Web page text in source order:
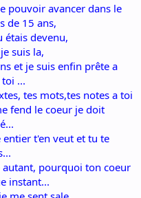
pouvoir avancer dans le
de 15 ans,
étais devenu,
suis la,
et je suis enfin prête a
...
tes mots,tes notes a toi
fend le coeur je doit
t'en veut et tu te
pourquoi ton coeur
instant...